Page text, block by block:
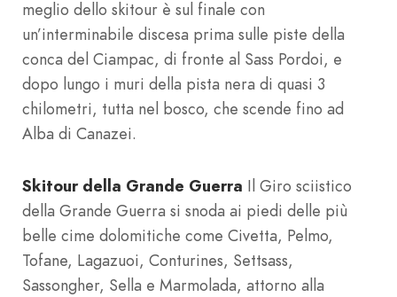
meglio dello skitour è sul finale con
un’interminabile discesa prima sulle piste della
conca del Ciampac, di fronte al Sass Pordoi, e
dopo lungo i muri della pista nera di quasi 3
chilometri, tutta nel bosco, che scende fino ad
Alba di Canazei.
Skitour della Grande Guerra Il Giro sciistico
della Grande Guerra si snoda ai piedi delle più
belle cime dolomitiche come Civetta, Pelmo,
Tofane, Lagazuoi, Conturines, Settsass,
Sassongher, Sella e Marmolada, attorno alla